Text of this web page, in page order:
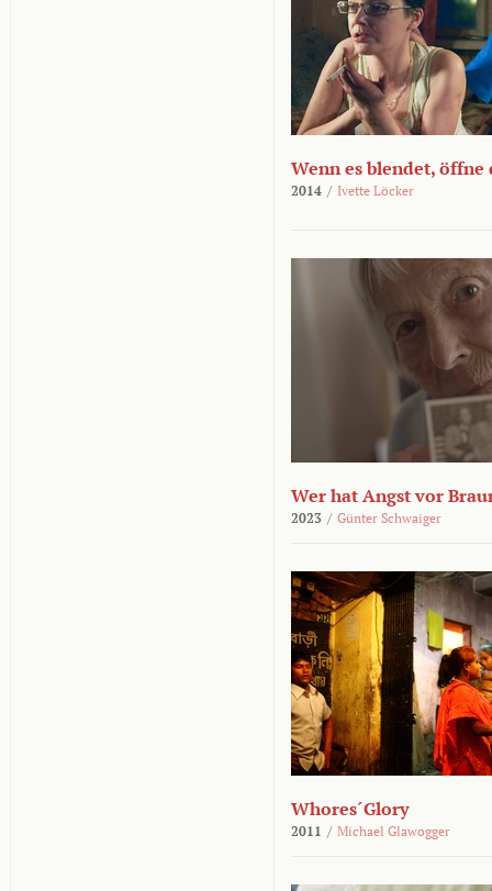
Wenn es blendet, öffne
2014 / Ivette Löcker
Wer hat Angst vor
2023 / Günter Schwaiger
Whores´Glory
2011 / Michael Glawogger